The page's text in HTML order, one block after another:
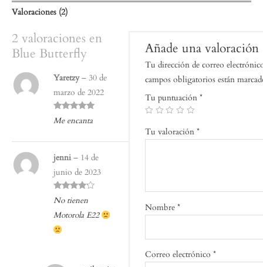
Valoraciones (2)
2 valoraciones en
Blue Butterfly
Valorado
con 5de 5
Yaretzy– 30 de
marzo de 2022
Me encanta
Valorado
con 4de 5
jenni – 14 de
junio de 2023
No tienen
Motorola E22
Añade una valoración
Tu dirección de correo
campos obligatorios están
Tu puntuación*
Tu valoración*
Nombre*
Correo electrónico*